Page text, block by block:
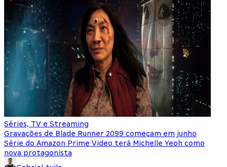
Séries, TV e Streaming
Gravações de Blade Runner 2099 começam em junho
Série do Amazon Prime Video terá Michelle Yeoh como
nova protagonista